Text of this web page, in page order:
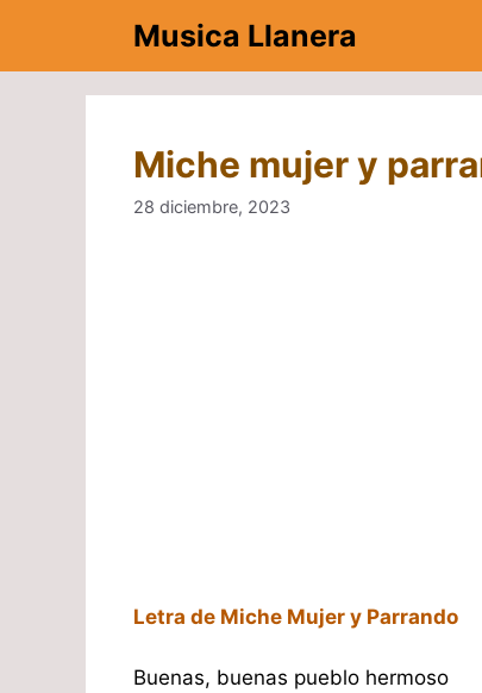
contenido
Musica Llanera
Miche mujer y
28 diciembre, 2023
Letra de Miche Mujer y Parrando
Buenas, buenas pueblo hermoso